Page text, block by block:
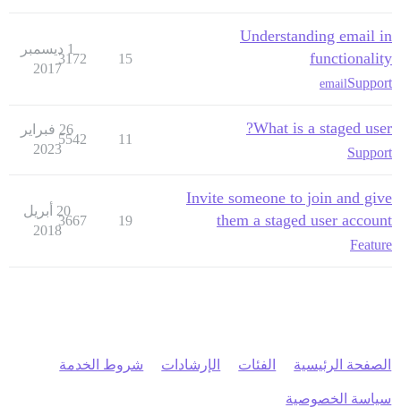
Understanding email in
functionality
Support
email
15
3172
1 ديسمبر
2017
What is a staged user?
Support
11
5542
26 فبراير
2023
Invite someone to join and give
them a staged user account
Feature
19
3667
20 أبريل
2018
الصفحة الرئيسية الفئات الإرشادات شروط الخدمة
سياسة الخصوصية